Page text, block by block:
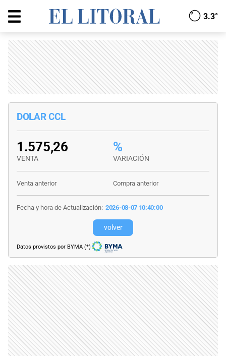
3.3°
DOLAR CCL
1.575,26
VENTA
%
VARIACIÓN
Venta anterior Compra anterior
2026-08-07 10:40:00
Fecha y hora de Actualización:
volver
Datos provistos por BYMA (*)